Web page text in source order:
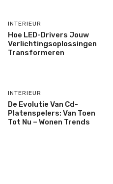
INTERIEUR
Hoe LED-Drivers Jouw
Verlichtingsoplossingen
Transformeren
INTERIEUR
De Evolutie Van Cd-
Platenspelers: Van Toen
Tot Nu – Wonen Trends